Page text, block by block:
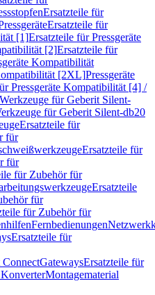
Ersatzteile für
Ersatzteile für
[1]Ersatzteile für Pressgeräte
[2]Ersatzteile für
Kompatibilität
[2XL]Pressgeräte
Pressgeräte Kompatibilität [4] /
Werkzeuge für Geberit Silent-
für Geberit Silent-db20
Ersatzteile für
für
Ersatzteile für
für
für Zubehör für
Ersatzteile
für
für Zubehör für
Fernbedienungen
Ersatzteile für
ConnectGatewaysErsatzteile für
Montagematerial